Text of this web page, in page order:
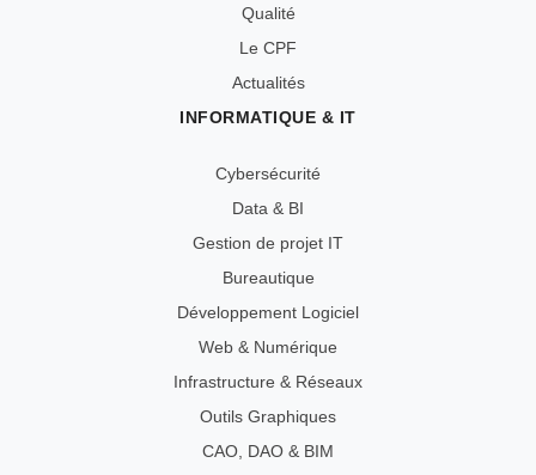
Qualité
Le CPF
Actualités
INFORMATIQUE & IT
Cybersécurité
Data & BI
Gestion de projet IT
Bureautique
Développement Logiciel
Web & Numérique
Infrastructure & Réseaux
Outils Graphiques
CAO, DAO & BIM